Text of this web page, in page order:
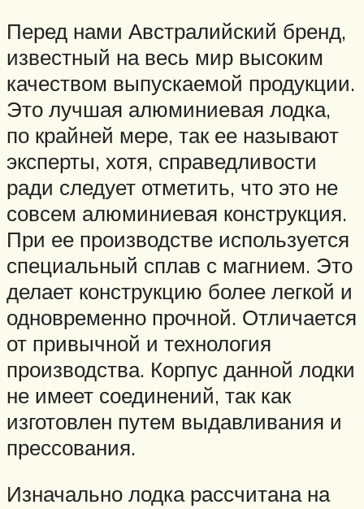
Перед нами Австралийский бренд,
известный на весь мир высоким
качеством выпускаемой продукции.
Это лучшая алюминиевая лодка,
по крайней мере, так ее называют
эксперты, хотя, справедливости
ради следует отметить, что это не
совсем алюминиевая конструкция.
При ее производстве используется
специальный сплав с магнием. Это
делает конструкцию более легкой и
одновременно прочной. Отличается
от привычной и технология
производства. Корпус данной лодки
не имеет соединений, так как
изготовлен путем выдавливания и
прессования.
Изначально лодка рассчитана на